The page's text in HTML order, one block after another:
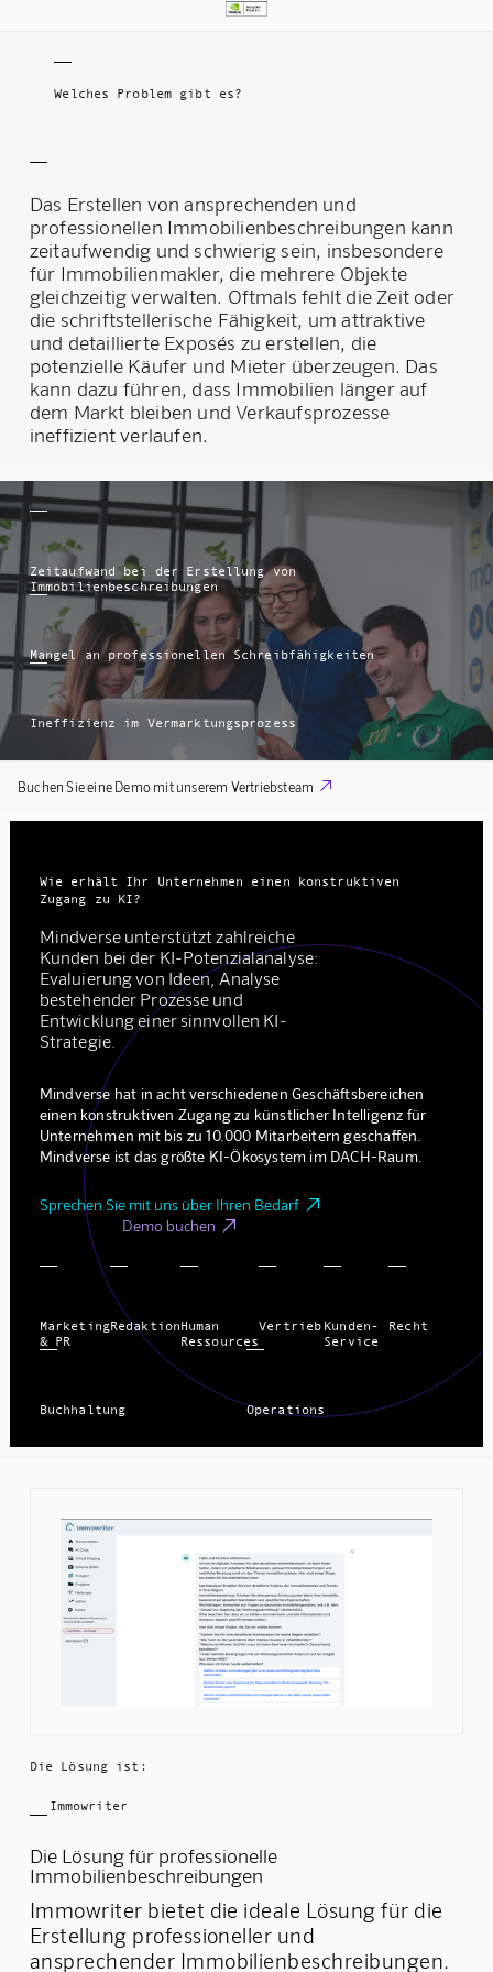
Welches Problem gibt es?
Das Erstellen von ansprechenden und
professionellen Immobilienbeschreibungen kann
zeitaufwendig und schwierig sein, insbesondere
für Immobilienmakler, die mehrere Objekte
gleichzeitig verwalten. Oftmals fehlt die Zeit oder
die schriftstellerische Fähigkeit, um attraktive
und detaillierte Exposés zu erstellen, die
potenzielle Käufer und Mieter überzeugen. Das
kann dazu führen, dass Immobilien länger auf
dem Markt bleiben und Verkaufsprozesse
ineffizient verlaufen.
Zeitaufwand bei der Erstellung von
Immobilienbeschreibungen
Mangel an professionellen Schreibfähigkeiten
Ineffizienz im Vermarktungsprozess
Buchen Sie eine Demo mit unserem Vertriebsteam 
Wie erhält Ihr Unternehmen einen konstruktiven
Zugang zu KI?
Mindverse unterstützt zahlreiche
Kunden bei der KI-Potenzialanalyse:
Evaluierung von Ideen, Analyse
bestehender Prozesse und
Entwicklung einer sinnvollen KI-
Strategie.
Mindverse hat in acht verschiedenen Geschäftsbereichen
einen konstruktiven Zugang zu künstlicher Intelligenz für
Unternehmen mit bis zu 10.000 Mitarbeitern geschaffen.
Mindverse ist das größte KI-Ökosystem im DACH-Raum.
Sprechen Sie mit uns über Ihren Bedarf 
Demo buchen 
Marketing
& PR
RedaktionHuman
Ressources
Vertrieb Kunden-
Service
Recht
Buchhaltung Operations
Die Lösung ist:
Immowriter
Die Lösung für professionelle
Immobilienbeschreibungen
Immowriter bietet die ideale Lösung für die
Erstellung professioneller und
ansprechender Immobilienbeschreibungen.